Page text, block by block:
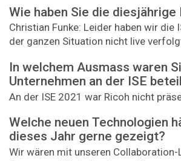
Wie haben Sie die diesjährige
Christian Funke: Leider haben wir die
der ganzen Situation nicht live
In welchem Ausmass waren
Unternehmen an der ISE
An der ISE 2021 war Ricoh nicht
Welche neuen Technologien
dieses Jahr gerne gezeigt?
Wir wären mit unseren Collaboration-